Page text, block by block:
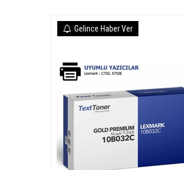
Gelince Haber Ver